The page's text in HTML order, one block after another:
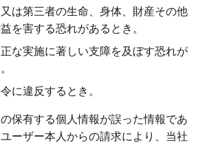
は第三者の生命、身体、財産その他
を害する恐れがあるとき。
な実施に著しい支障を及ぼす恐れが
に違反するとき。
保有する個人情報が誤った情報であ
ーザー本人からの請求により、当社